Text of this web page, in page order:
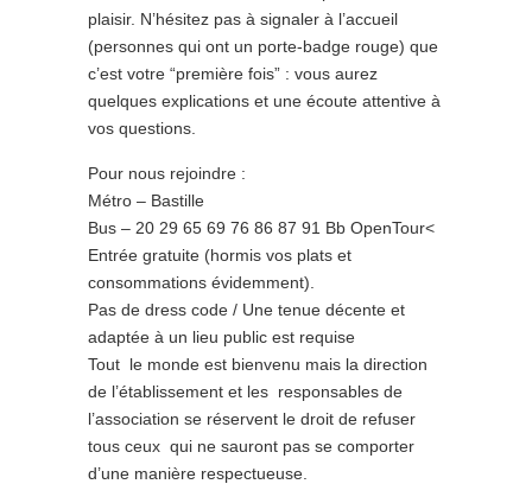
plaisir. N’hésitez pas à signaler à l’accueil
(personnes qui ont un porte-badge rouge) que
c’est votre “première fois” : vous aurez
quelques explications et une écoute attentive à
vos questions.
Pour nous rejoindre :
Métro – Bastille
Bus – 20 29 65 69 76 86 87 91 Bb OpenTour<
Entrée gratuite (hormis vos plats et
consommations évidemment).
Pas de dress code / Une tenue décente et
adaptée à un lieu public est requise
Tout le monde est bienvenu mais la direction
de l’établissement et les responsables de
l’association se réservent le droit de refuser
tous ceux qui ne sauront pas se comporter
d’une manière respectueuse.